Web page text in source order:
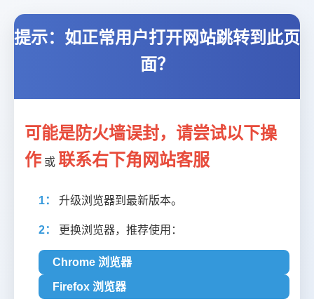
提示：如正常用户打开网站跳转到此页
面？
可能是防火墙误封，请尝试以下操
作 或 联系右下角网站客服
1： 升级浏览器到最新版本。
2： 更换浏览器，推荐使用：
Chrome 浏览器
Firefox 浏览器